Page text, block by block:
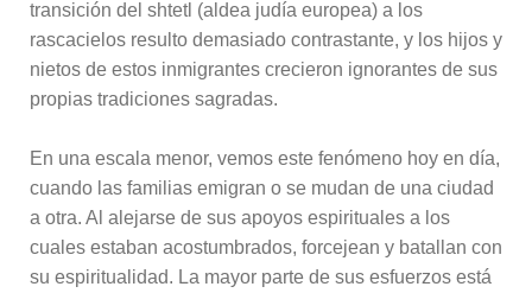
transición del shtetl (aldea judía europea) a los
rascacielos resulto demasiado contrastante, y los hijos y
nietos de estos inmigrantes crecieron ignorantes de sus
propias tradiciones sagradas.
En una escala menor, vemos este fenómeno hoy en día,
cuando las familias emigran o se mudan de una ciudad
a otra. Al alejarse de sus apoyos espirituales a los
cuales estaban acostumbrados, forcejean y batallan con
su espiritualidad. La mayor parte de sus esfuerzos está